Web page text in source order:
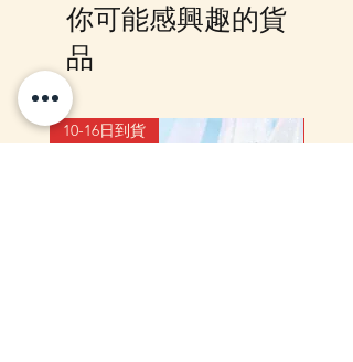
訂貨, 詳情請Facebook PM 或
Whatsapp 聯絡我們
你可能感興趣的貨
品
10-16日到貨